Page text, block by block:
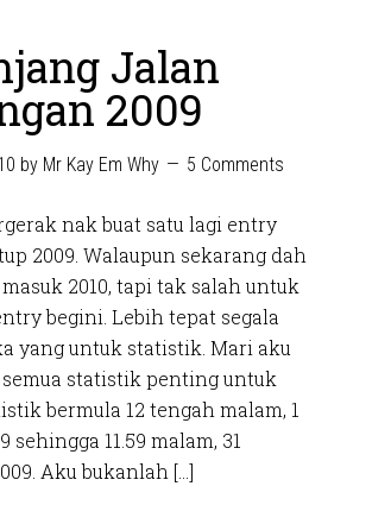
Jalan
2009
by Mr Kay Em Why 5 Comments
nak buat satu lagi entry
2009. Walaupun sekarang dah
2010, tapi tak salah untuk
begini. Lebih tepat segala
yang untuk statistik. Mari aku
statistik penting untuk
bermula 12 tengah malam, 1
sehingga 11.59 malam, 31
Aku bukanlah […]